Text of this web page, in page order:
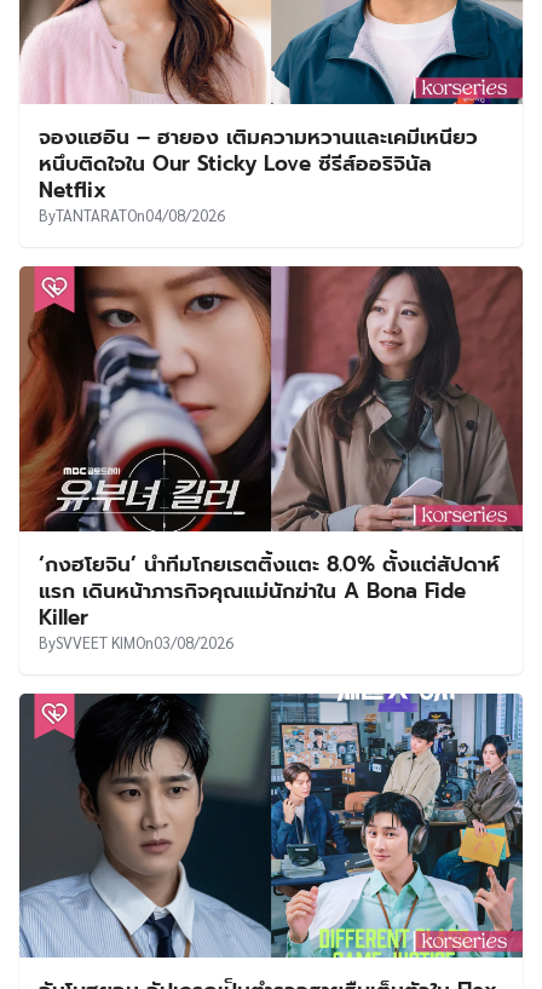
จองแฮอิน – ฮายอง เติมความหวานและเคมีเหนียว
หนึบติดใจใน Our Sticky Love ซีรีส์ออริจินัล
Netflix
ByTANTARATOn04/08/2026
‘กงฮโยจิน’ นำทีมโกยเรตติ้งแตะ 8.0% ตั้งแต่สัปดาห์
แรก เดินหน้าภารกิจคุณแม่นักฆ่าใน A Bona Fide
Killer
BySVVEET KIMOn03/08/2026